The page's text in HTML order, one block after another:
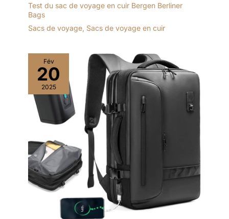
Test du sac de voyage en cuir Bergen Berliner
Bags
Sacs de voyage, Sacs de voyage en cuir
Fév
20
2025